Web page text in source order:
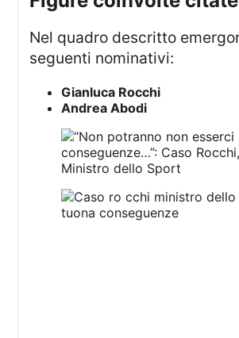
Nel quadro descritto emergono i
seguenti nominativi:
Gianluca Rocchi
Andrea Abodi